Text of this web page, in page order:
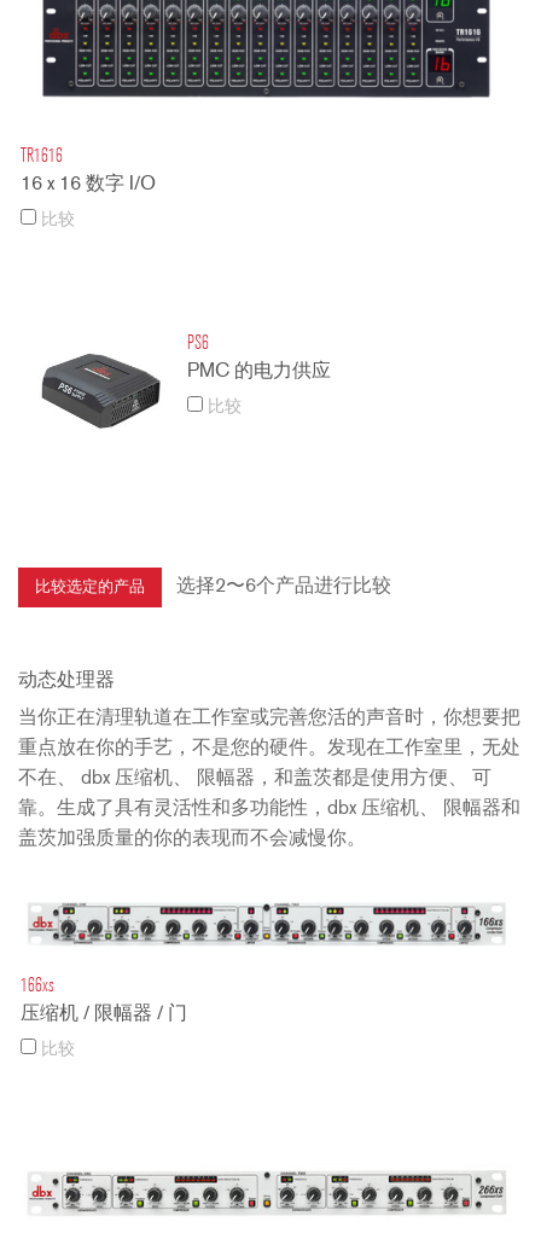
TR1616
16 x 16 数字 I/O
比较
PS6
PMC 的电力供应
比较
选择2〜6个产品进行比较
动态处理器
当你正在清理轨道在工作室或完善您活的声音时，你想要把
重点放在你的手艺，不是您的硬件。发现在工作室里，无处
不在、 dbx 压缩机、 限幅器，和盖茨都是使用方便、 可
靠。生成了具有灵活性和多功能性，dbx 压缩机、 限幅器和
盖茨加强质量的你的表现而不会减慢你。
166xs
压缩机 / 限幅器 / 门
比较